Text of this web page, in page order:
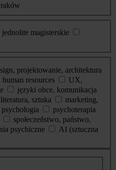
jednolite magisterskie
projektowanie, architektura
human resources
UX,
języki obce, komunikacja
sztuka
marketing,
psychologia
psychoterapia
społeczeństwo, państwo,
psychiczne
AI (sztuczna